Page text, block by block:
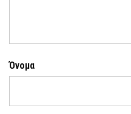
Όνομα